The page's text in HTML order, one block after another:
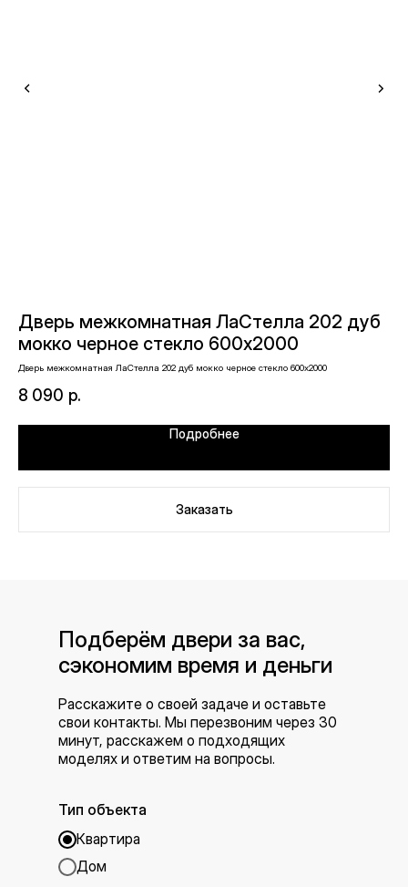
Дверь межкомнатная ЛаСтелла 202 дуб
мокко черное стекло 600х2000
Дверь межкомнатная ЛаСтелла 202 дуб мокко черное стекло 600х2000
8 090 р.
Подробнее
Заказать
Тип объекта
Квартира
Дом
Расскажите о своей задаче и оставьте
свои контакты. Мы перезвоним через 30
минут, расскажем о подходящих
моделях и ответим на вопросы.
Подберём двери за вас,
сэкономим время и деньги